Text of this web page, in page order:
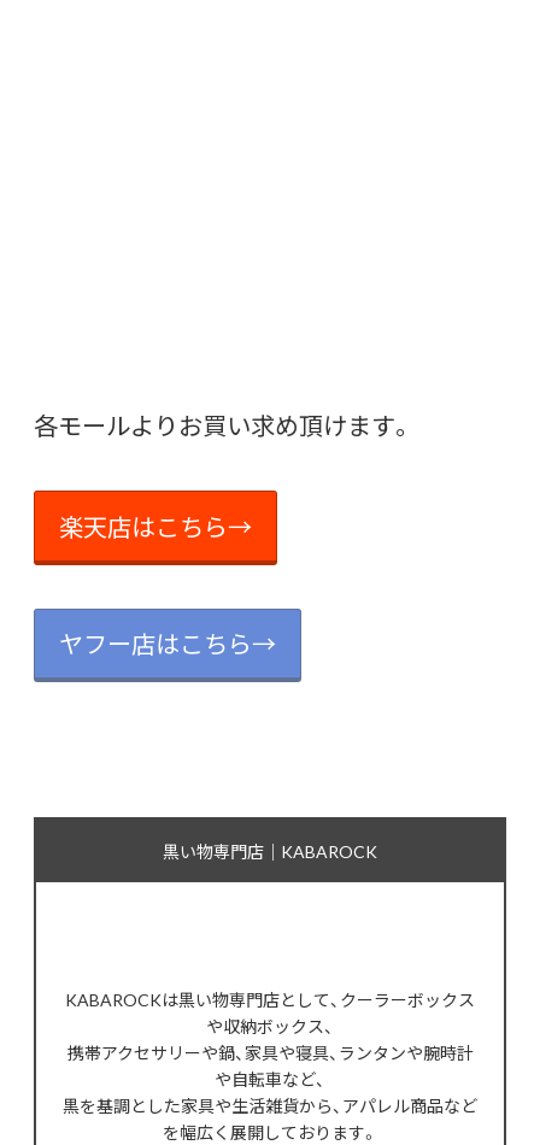
各モールよりお買い求め頂けます。
楽天店はこちら→
ヤフー店はこちら→
黒い物専門店｜KABAROCK
KABAROCKは黒い物専門店として、クーラーボックス
や収納ボックス、
携帯アクセサリーや鍋、家具や寝具、ランタンや腕時計
や自転車など、
黒を基調とした家具や生活雑貨から、アパレル商品など
を幅広く展開しております。